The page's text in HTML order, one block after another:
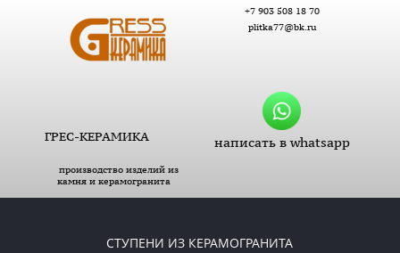
+7 903 508 18 70
plitka77@bk.ru
ГРЕС-КЕРАМИКА
производство изделий из
камня и керамогранита
написать в whatsapp
СТУПЕНИ ИЗ КЕРАМОГРАНИТА